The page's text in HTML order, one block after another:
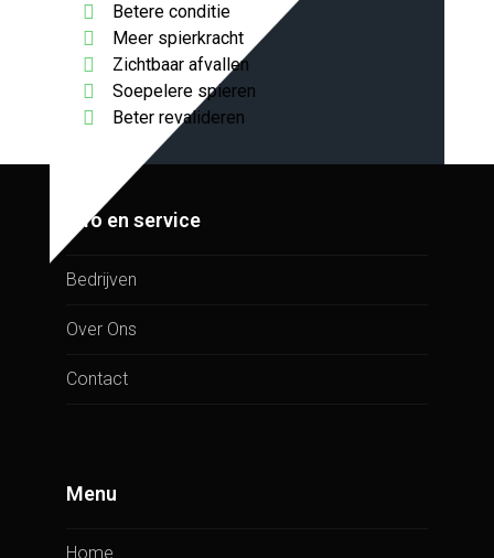
Betere conditie
Meer spierkracht
Zichtbaar afvallen
Soepelere spieren
Beter revalideren
Info en service
Bedrijven
Over Ons
Contact
Menu
Home